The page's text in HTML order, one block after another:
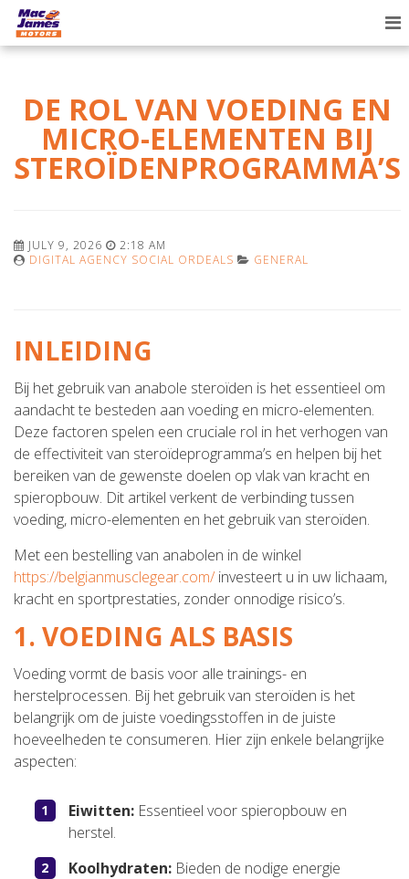
DE ROL VAN VOEDING EN
MICRO-ELEMENTEN BIJ
STEROÏDENPROGRAMMA’S
JULY 9, 2026
2:18 AM
DIGITAL AGENCY SOCIAL ORDEALS
GENERAL
INLEIDING
Bij het gebruik van anabole steroïden is het essentieel om
aandacht te besteden aan voeding en micro-elementen.
Deze factoren spelen een cruciale rol in het verhogen van
de effectiviteit van steroïdeprogramma’s en helpen bij het
bereiken van de gewenste doelen op vlak van kracht en
spieropbouw. Dit artikel verkent de verbinding tussen
voeding, micro-elementen en het gebruik van steroïden.
Met een bestelling van anabolen in de winkel
https://belgianmusclegear.com/ investeert u in uw lichaam,
kracht en sportprestaties, zonder onnodige risico’s.
1. VOEDING ALS BASIS
Voeding vormt de basis voor alle trainings- en
herstelprocessen. Bij het gebruik van steroïden is het
belangrijk om de juiste voedingsstoffen in de juiste
hoeveelheden te consumeren. Hier zijn enkele belangrijke
aspecten:
Eiwitten: Essentieel voor spieropbouw en
herstel.
Koolhydraten: Bieden de nodige energie